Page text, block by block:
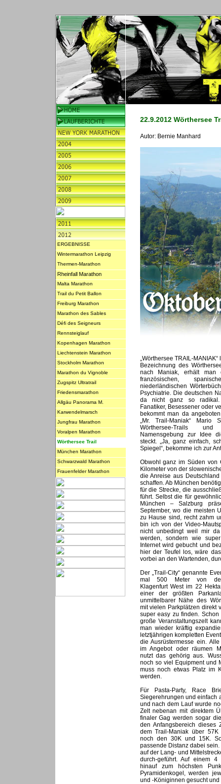
22.9.2012 Wörthersee
Autor: Bernie Manhard
ERGEBNISSE
Wintermarathon Leipzig
Thermen-Marathon
Rheinfall Marathon
Malta Marathon
Trail du Petit Ballon
Freiburg Marathon
Marathon des Sables
Défi des Seigneurs
Rennsteiglauf
Kopenhagen Marathon
Liechtenstein Marathon
Stockholm Marathon
Marathon du Vignoble
Zugspitz Ultratrail
Friedensmarathon
Allgäu Panorama M.
Karwendelmarsch
Jungfrau Marathon
Voralpen Marathon
Wörthersee Trail
München Marathon
Schwarzwald Marathon
Frauenfelder Marathon
„Wörthersee TRAIL-
Bezeichnung des
nach Maniak, erhält man
französischen,
niederländischen
Psychiatrie. Die deutschen
da nicht ganz so radikal.
Fanatiker, Besessener oder
bekommt man da
„Mr. Trail-Maniak“ Mario
Wörthersee-Trails
Namensgebung zur Idee
steckt. „Ja, ganz einfach,
Spiegel“, bekomme ich zur
Obwohl ganz im Süden von
Kilometer von der
die Anreise aus
schaffen. Ab München
für die Strecke, die
führt. Selbst die für
München – Salzburg
September, wo die meisten
zu Hause sind, recht zahm
bin ich von der Video-
nicht unbedingt weil mir
werden, sondern wie
Internet wird gebucht und
hier der Teufel los, wäre
vorbei an den Wartenden,
Der „Trail-City“ genannte
mal 500 Meter von der
Klagenfurt West im 22
einer der größten
unmittelbarer Nähe des
mit vielen Parkplätzen direkt
super easy zu finden.
große Veranstaltungszelt
man wieder kräftig
letztjährigen kompletten
die Ausrüstermesse ein.
im Angebot oder räumen
nutzt das gehörig aus.
noch so viel Equipment und
muss noch etwas Platz im
werden.
Für Pasta-Party, Race
Siegerehrungen und einfach
und nach dem Lauf wurde
Zelt nebenan mit direktem
finaler Gag werden sogar
den Anfangsbereich dieses
dem Trail-Maniak über
noch den 30K und 15K.
passende Distanz dabei
auf der Lang- und
durch-geführt. Auf einem 4
hinauf zum höchsten
Pyramidenkogel, werden
und -Königinnen gesucht